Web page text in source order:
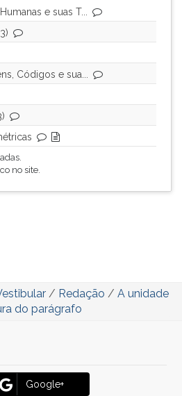
e suas T...
Códigos e sua...
no site.
/ Redação / A unidade
do parágrafo
Google+